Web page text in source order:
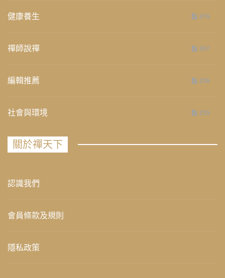
健康養生 276
禪師說禪 267
編輯推薦 236
社會與環境 235
關於禪天下
認識我們
會員條款及規則
隱私政策